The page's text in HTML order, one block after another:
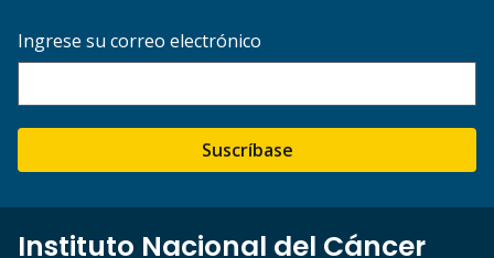
Ingrese su correo electrónico
Suscríbase
Instituto Nacional del Cáncer